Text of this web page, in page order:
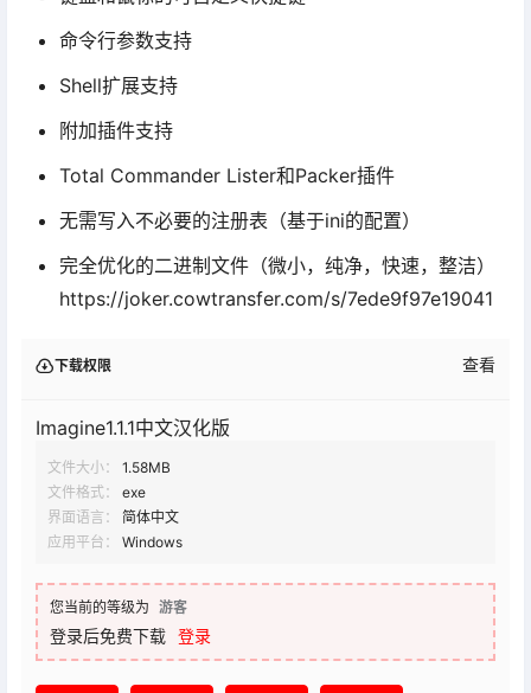
命令行参数支持
Shell扩展支持
附加插件支持
Total Commander Lister和Packer插件
无需写入不必要的注册表（基于ini的配置）
完全优化的二进制文件（微小，纯净，快速，整洁）
https://joker.cowtransfer.com/s/7ede9f97e19041
下载权限 查看
Imagine1.1.1中文汉化版
文件大小：
1.58MB
文件格式：
exe
界面语言：
简体中文
应用平台：
Windows
您当前的等级为 游客
登录后免费下载 登录